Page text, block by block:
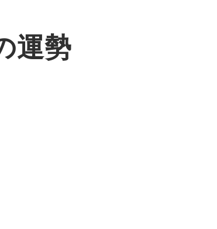
運勢